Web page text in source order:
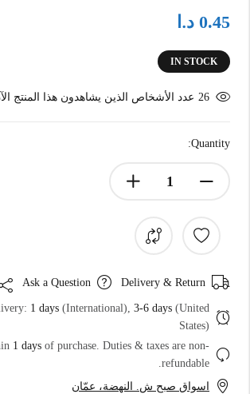
0.45 د.ا
IN STOCK
26 عدد الأشخاص الذين يشاهدون هذا المنتج
Quantity:
Delivery & Return
Ask a Question
1 days (International), 3-6 days (United
States)
1 days of purchase. Duties & taxes are non-
refundable.
اسواق صبح ش. النهضة، عمّان